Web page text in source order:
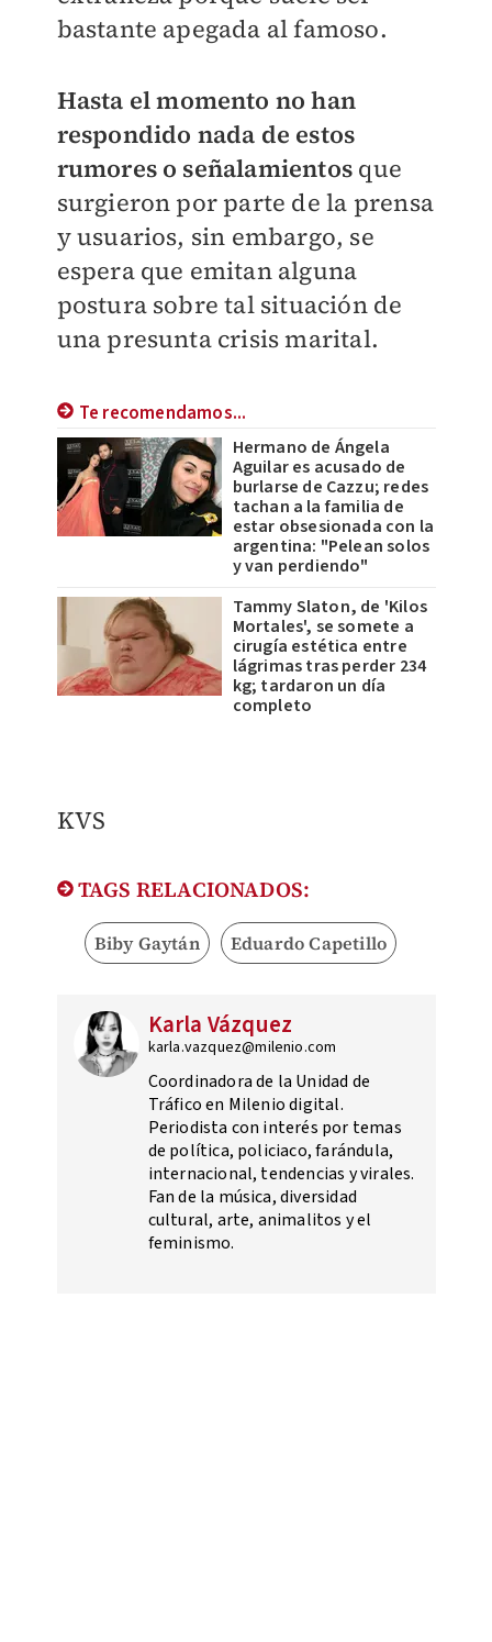
bastante apegada al famoso.
Hasta el momento no han
respondido nada de estos
rumores o señalamientos que
surgieron por parte de la prensa
y usuarios, sin embargo, se
espera que emitan alguna
postura sobre tal situación de
una presunta crisis marital.
Te recomendamos...
Hermano de Ángela
Aguilar es acusado de
burlarse de Cazzu; redes
tachan a la familia de
estar obsesionada con la
argentina: "Pelean solos
y van perdiendo"
Tammy Slaton, de 'Kilos
Mortales', se somete a
cirugía estética entre
lágrimas tras perder 234
kg; tardaron un día
completo
KVS
TAGS RELACIONADOS:
Biby Gaytán Eduardo Capetillo
Karla Vázquez
karla.vazquez@milenio.com
Coordinadora de la Unidad de
Tráfico en Milenio digital.
Periodista con interés por temas
de política, policiaco, farándula,
internacional, tendencias y virales.
Fan de la música, diversidad
cultural, arte, animalitos y el
feminismo.